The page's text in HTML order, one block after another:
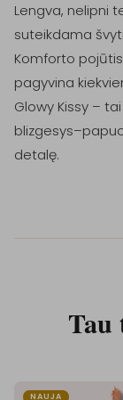
Lengva, nelipni
suteikdama
Komforto
pagyvina
Glowy Kissy –
detalę.
Tau
NAUJA